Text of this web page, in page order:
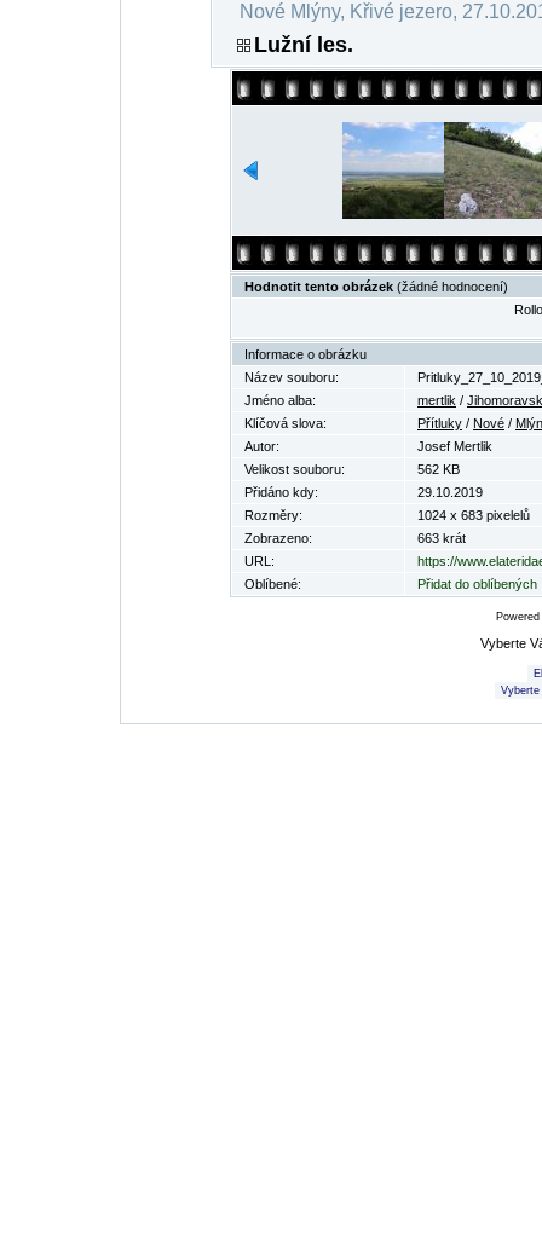
Nové Mlýny, Křivé jezero,
Lužní les.
Hodnotit tento obrázek (žádné hodnocení)
Informace o obrázku
Název souboru:
Jméno alba:
mertlik /
Klíčová slova:
Přítluky / Nové /
Autor:
Josef Mertlik
Velikost souboru:
562 KB
Přidáno kdy:
29.10.2019
Rozměry:
1024 x 683 pixelelů
Zobrazeno:
663 krát
URL:
https://
Oblíbené:
Přidat do oblíbených
Vyberte